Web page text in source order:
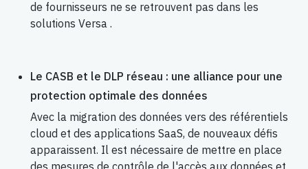
de fournisseurs ne se retrouvent pas dans les
solutions Versa .
Le CASB et le DLP réseau : une alliance pour une
protection optimale des données
Avec la migration des données vers des référentiels
cloud et des applications SaaS, de nouveaux défis
apparaissent. Il est nécessaire de mettre en place
des mesures de contrôle de l'accès aux données et